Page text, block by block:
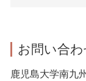
お問い合
鹿児島大学南九